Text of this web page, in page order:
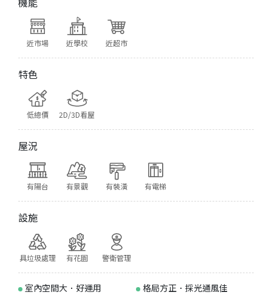
近市場 近學校 近超市
特色
低總價 2D/3D看屋
屋況
有陽台 有景觀 有裝潢 有電梯
設施
具垃圾處理 有花園 警衛管理
室內空間大．好運用
格局方正．採光通風佳